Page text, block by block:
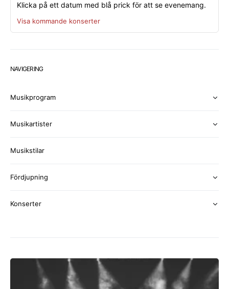
Klicka på ett datum med blå prick för att se evenemang.
Visa kommande konserter
NAVIGERING
Musikprogram
Musikartister
Musikstilar
Fördjupning
Konserter